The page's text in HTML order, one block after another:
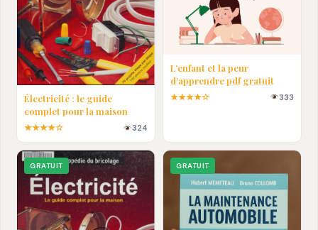
Électricité : le guide
complet pour la maison
★★★★☆ 324
L’enfant et la peur
d’apprendre pdf gratuit
★★★★☆ 333
GRATUIT GRATUIT